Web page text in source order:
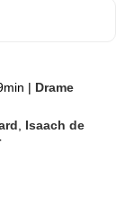
| Drame
, Isaach de